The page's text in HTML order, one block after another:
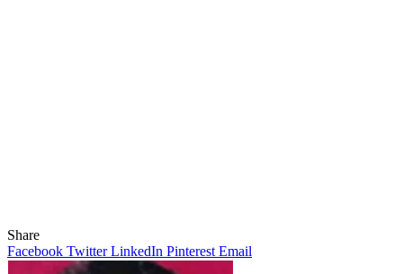
Share
Facebook Twitter LinkedIn Pinterest Email